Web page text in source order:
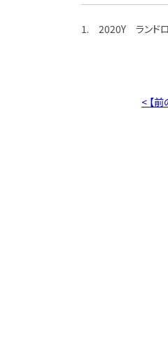
1. 2020Y ランド
< 【